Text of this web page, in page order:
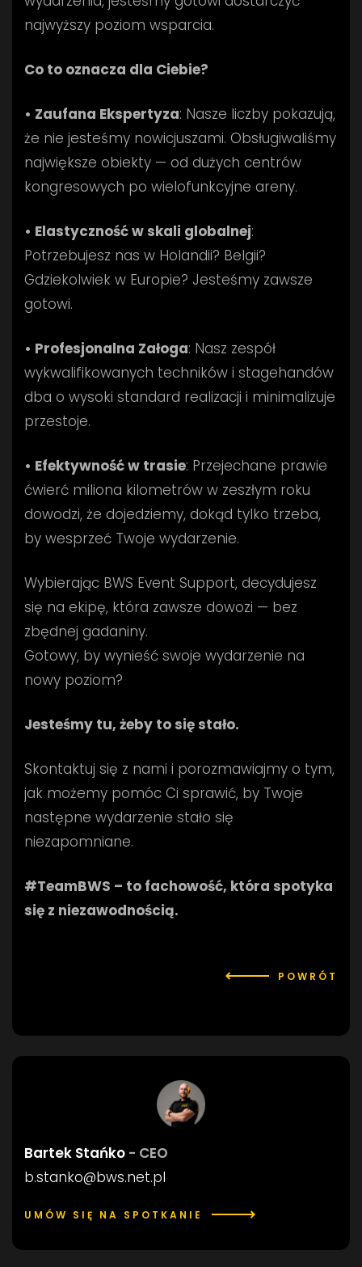
najwyższy poziom wsparcia.
Co to oznacza dla Ciebie?
• Zaufana Ekspertyza: Nasze liczby pokazują,
że nie jesteśmy nowicjuszami. Obsługiwaliśmy
największe obiekty — od dużych centrów
kongresowych po wielofunkcyjne areny.
• Elastyczność w skali globalnej:
Potrzebujesz nas w Holandii? Belgii?
Gdziekolwiek w Europie? Jesteśmy zawsze
gotowi.
• Profesjonalna Załoga: Nasz zespół
wykwalifikowanych techników i stagehandów
dba o wysoki standard realizacji i minimalizuje
przestoje.
• Efektywność w trasie: Przejechane prawie
ćwierć miliona kilometrów w zeszłym roku
dowodzi, że dojedziemy, dokąd tylko trzeba,
by wesprzeć Twoje wydarzenie.
Wybierając BWS Event Support, decydujesz
się na ekipę, która zawsze dowozi — bez
zbędnej gadaniny.
Gotowy, by wynieść swoje wydarzenie na
nowy poziom?
Jesteśmy tu, żeby to się stało.
Skontaktuj się z nami i porozmawiajmy o tym,
jak możemy pomóc Ci sprawić, by Twoje
następne wydarzenie stało się
niezapomniane.
#TeamBWS – to fachowość, która spotyka
się z niezawodnością.
POWRÓT
Bartek Stańko - CEO
b.stanko@bws.net.pl
UMÓW SIĘ NA SPOTKANIE